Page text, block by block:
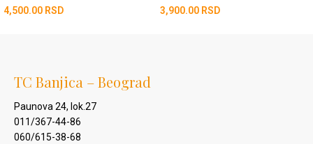
4,500.00 RSD 3,900.00 RSD
TC Banjica – Beograd
Paunova 24, lok.27
011/367-44-86
060/615-38-68